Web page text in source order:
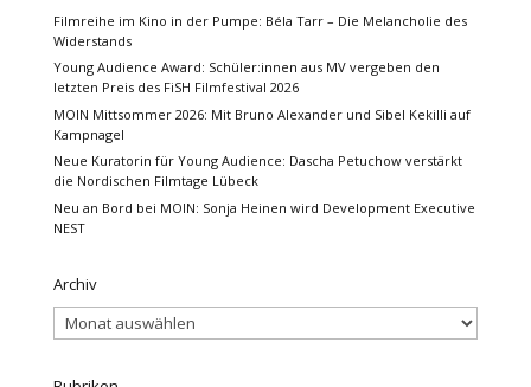
Filmreihe im Kino in der Pumpe: Béla Tarr – Die Melancholie des
Widerstands
Young Audience Award: Schüler:innen aus MV vergeben den
letzten Preis des FiSH Filmfestival 2026
MOIN Mittsommer 2026: Mit Bruno Alexander und Sibel Kekilli auf
Kampnagel
Neue Kuratorin für Young Audience: Dascha Petuchow verstärkt
die Nordischen Filmtage Lübeck
Neu an Bord bei MOIN: Sonja Heinen wird Development Executive
NEST
Archiv
Archiv